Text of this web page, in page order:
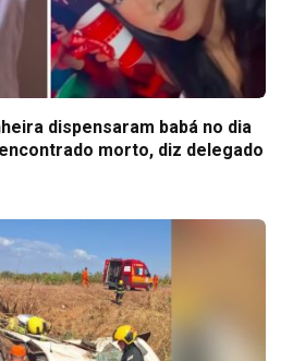
dispensaram babá no dia
morto, diz delegado